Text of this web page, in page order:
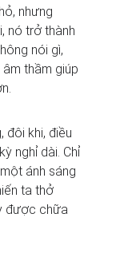
nhưng
nó trở thành
nói gì,
thầm giúp
đôi khi, điều
nghỉ dài. Chỉ
ánh sáng
ta thở
được chữa